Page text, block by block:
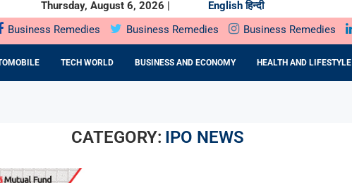
Thursday, August 6, 2026 | English हिन्दी
Business Remedies Business Remedies Business Remedies
TECH WORLD BUSINESS AND ECONOMY HEALTH AND LIFESTYLE
CATEGORY: IPO NEWS